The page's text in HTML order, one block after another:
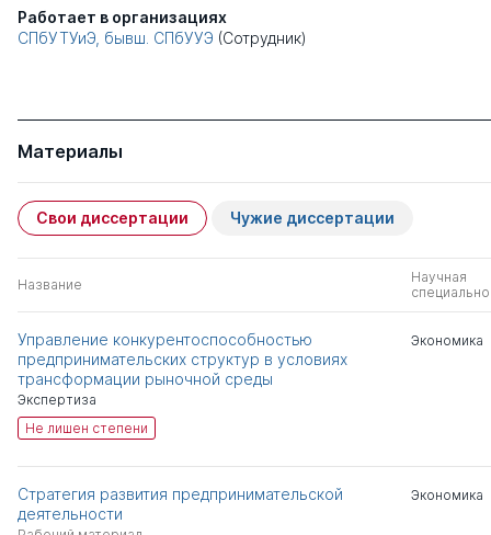
Работает в организациях
СПбУТУиЭ, бывш. СПбУУЭ (Сотрудник)
Материалы
Свои диссертации Чужие диссертации
Название
Научная
Управление конкурентоспособностью
предпринимательских структур в условиях
трансформации рыночной среды
Экспертиза
Не лишен степени
Экономика
Стратегия развития предпринимательской
деятельности
Экономика